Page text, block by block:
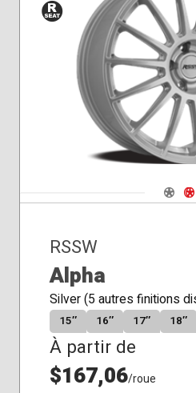
conique
rayon
RSSW
Alpha
Silver (5 autres finitions
15″ 16″ 17″ 18″
À partir de
$167,06/roue